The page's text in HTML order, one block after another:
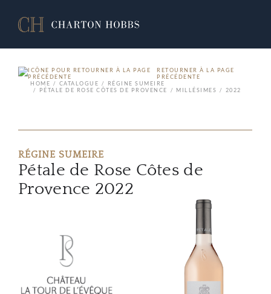
RETOURNER À LA PAGE
PRÉCÉDENTE
HOME
CATALOGUE
RÉGINE SUMEIRE
PÉTALE DE ROSE CÔTES DE PROVENCE
MILLÉSIMES 2022
RÉGINE SUMEIRE
Pétale de Rose Côtes de
Provence 2022